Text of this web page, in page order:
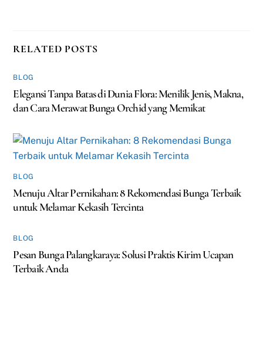
RELATED POSTS
BLOG
Elegansi Tanpa Batas di Dunia Flora: Menilik Jenis, Makna,
dan Cara Merawat Bunga Orchid yang Memikat
BLOG
Menuju Altar Pernikahan: 8 Rekomendasi Bunga Terbaik
untuk Melamar Kekasih Tercinta
BLOG
Pesan Bunga Palangkaraya: Solusi Praktis Kirim Ucapan
Terbaik Anda